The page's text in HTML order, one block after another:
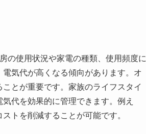
の使用状況や家電の種類、使用頻度に
気代が高くなる傾向があります。オ
とが重要です。家族のライフスタイ
代を効果的に管理できます。例え
トを削減することが可能です。